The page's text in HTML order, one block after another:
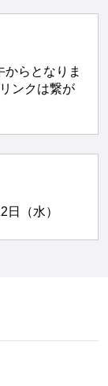
らとなりま
ンクは繋が
（水）